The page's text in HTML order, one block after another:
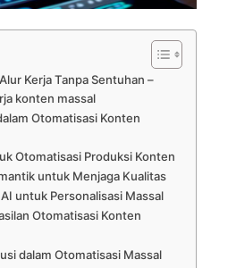
Kerja Tanpa Sentuhan –
konten massal
Otomatisasi Konten
Otomatisasi Produksi Konten
untuk Menjaga Kualitas
untuk Personalisasi Massal
Otomatisasi Konten
dalam Otomatisasi Massal